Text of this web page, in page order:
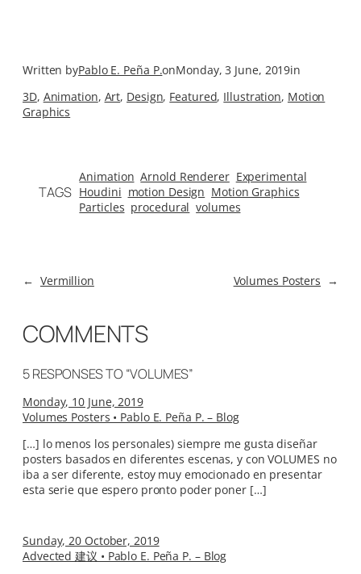
Written byPablo E. Peña P.onMonday, 3 June, 2019in
3D, Animation, Art, Design, Featured, Illustration, Motion
Graphics
TAGS
Animation Arnold Renderer Experimental
Houdini motion Design Motion Graphics
Particles procedural volumes
← Vermillion Volumes Posters →
COMMENTS
5 RESPONSES TO “VOLUMES”
Monday, 10 June, 2019
Volumes Posters • Pablo E. Peña P. – Blog
[…] lo menos los personales) siempre me gusta diseñar
posters basados en diferentes escenas, y con VOLUMES no
iba a ser diferente, estoy muy emocionado en presentar
esta serie que espero pronto poder poner […]
Sunday, 20 October, 2019
Advected 建议 • Pablo E. Peña P. – Blog